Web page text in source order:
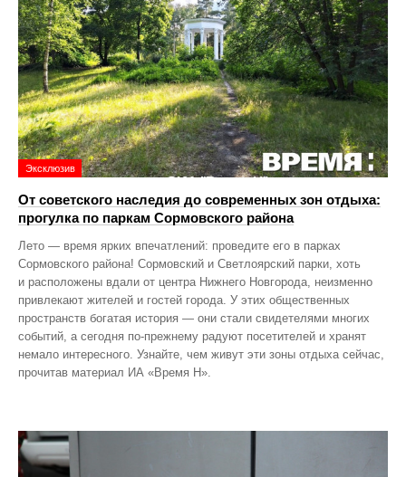
Эксклюзив
От советского наследия до современных зон отдыха:
прогулка по паркам Сормовского района
Лето — время ярких впечатлений: проведите его в парках
Сормовского района! Сормовский и Светлоярский парки, хоть
и расположены вдали от центра Нижнего Новгорода, неизменно
привлекают жителей и гостей города. У этих общественных
пространств богатая история — они стали свидетелями многих
событий, а сегодня по‑прежнему радуют посетителей и хранят
немало интересного. Узнайте, чем живут эти зоны отдыха сейчас,
прочитав материал ИА «Время Н».